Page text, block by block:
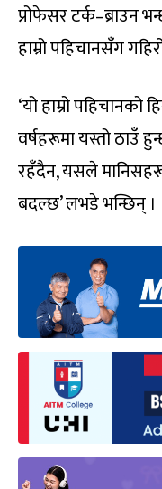
प्रोफेसर टर्क–ब्राउन
हाम्रो पहिचानसँग
‘यो हाम्रो पहिचानको
वर्षहरूमा यस्तो ठाउँ
रहँदैन, यसले
बदल्छ’ लभडे भन्छिन् ।